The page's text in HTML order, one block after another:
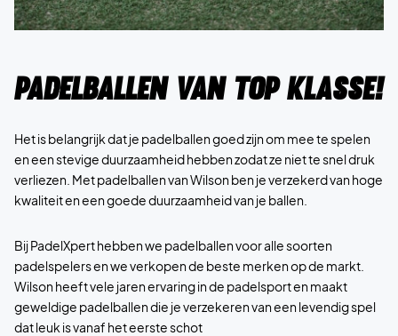
Padelballen van top klasse!
Het is belangrijk dat je padelballen goed zijn om mee te spelen
en een stevige duurzaamheid hebben zodat ze niet te snel druk
verliezen. Met padelballen van Wilson ben je verzekerd van hoge
kwaliteit en een goede duurzaamheid van je ballen.
Bij PadelXpert hebben we padelballen voor alle soorten
padelspelers en we verkopen de beste merken op de markt.
Wilson heeft vele jaren ervaring in de padelsport en maakt
geweldige padelballen die je verzekeren van een levendig spel
dat leuk is vanaf het eerste schot